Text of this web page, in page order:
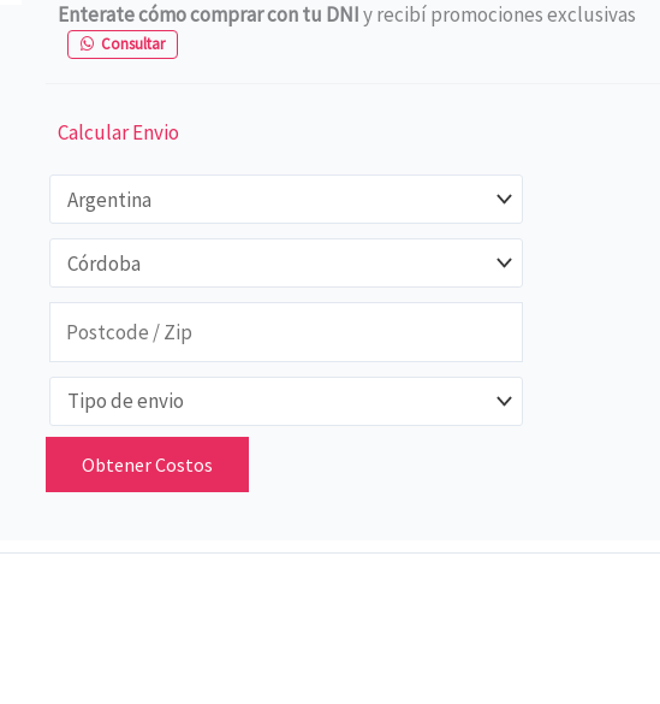
Enterate cómo comprar con tu DNIy recibí promociones exclusivas
Consultar
Calcular Envio
Obtener Costos